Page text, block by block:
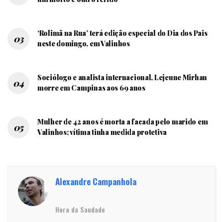
‘Rolimã na Rua’ terá edição especial do Dia dos Pais
neste domingo, em Valinhos
Sociólogo e analista internacional, Lejeune Mirhan
morre em Campinas aos 69 anos
Mulher de 42 anos é morta a facada pelo marido em
Valinhos; vítima tinha medida protetiva
Alexandre Campanhola
Hora da Saudade